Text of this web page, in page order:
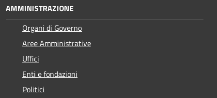
AMMINISTRAZIONE
Organi di Governo
Aree Amministrative
Uffici
Enti e fondazioni
Politici